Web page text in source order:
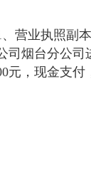
营业执照副
司烟台分公司
元，现金支付